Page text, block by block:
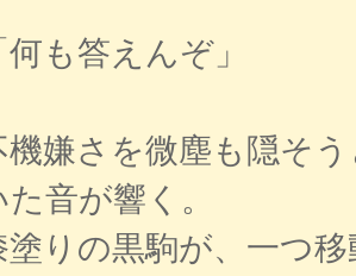
も答えんぞ」
嫌さを微塵も隠そ
音が響く。
りの黒駒が、一つ移